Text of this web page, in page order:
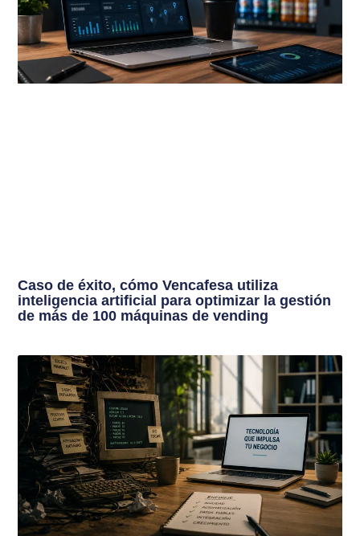
Caso de éxito, cómo Vencafesa utiliza
inteligencia artificial para optimizar la gestión
de más de 100 máquinas de vending